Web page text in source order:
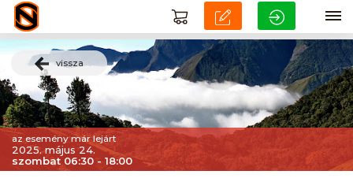
vissza
az esemény már lejárt
2025. május 24.
szombat 06:30 - 18:00